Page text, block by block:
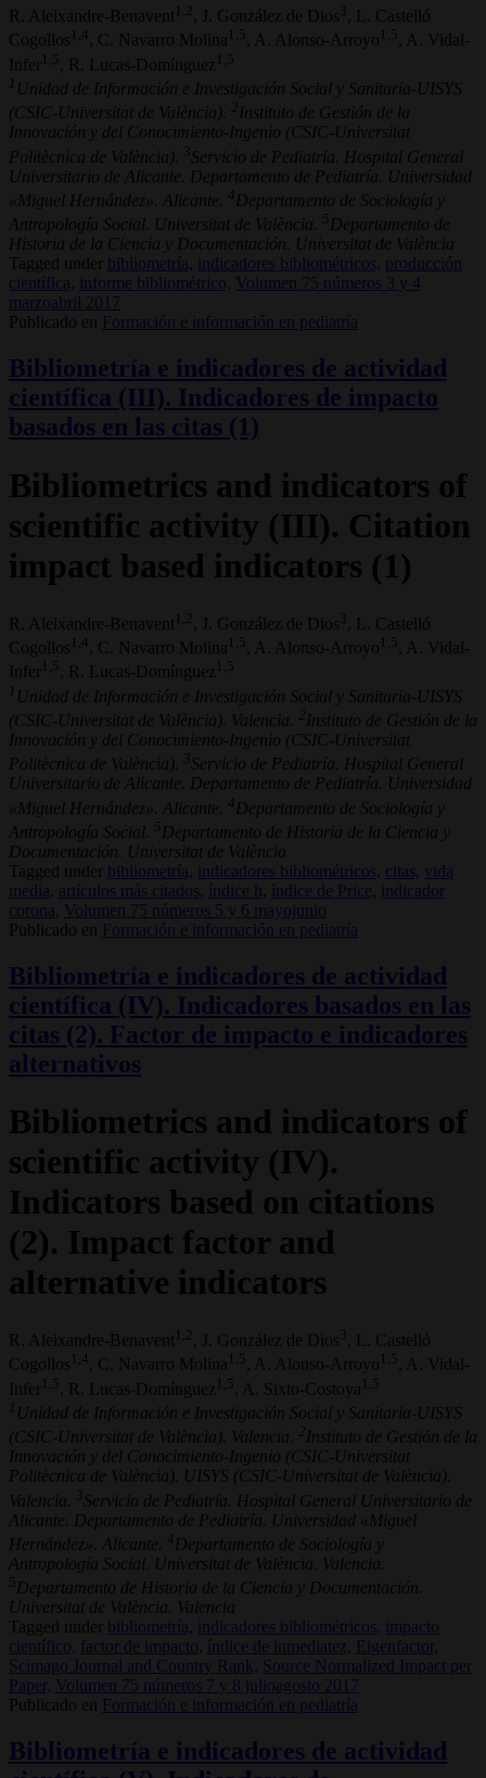
R. Aleixandre-Benavent 1,2 , J. González de Dios 3
, L. Castelló
Cogollos 1,4 , C. Navarro Molina 1,5 , A. Alonso-Arroyo 1,5 , A. Vidal-
Infer 1,5 , R. Lucas-Domínguez 1,5
1 Unidad de Información e Investigación Social y Sanitaria-UISYS
(CSIC-Universitat de València). 2 Instituto de Gestión de la
Innovación y del Conocimiento-Ingenio (CSIC-Universitat
Politècnica de València).
3 Servicio de Pediatría. Hospital General
Universitario de Alicante. Departamento de Pediatría. Universidad
«Miguel Hernández». Alicante.
4 Departamento de Sociología y
Antropología Social. Universitat de València. 5 Departamento de
Historia de la Ciencia y Documentación. Universitat de València
Tagged under
bibliometría, indicadores bibliométricos, producción
científica, informe bibliométrico, Volumen 75 números 3 y 4
marzoabril 2017
Publicado en
Formación e información en pediatría
Bibliometría e indicadores de actividad
científica (III). Indicadores de impacto
basados en las citas (1)
Bibliometrics and indicators of
scientific activity (III). Citation
impact based indicators (1)
R. Aleixandre-Benavent 1,2 , J. González de Dios 3
, L. Castelló
Cogollos 1,4 , C. Navarro Molina 1,5 , A. Alonso-Arroyo 1,5
, A. Vidal-
Infer 1,5 , R. Lucas-Domínguez 1,5
1 Unidad de Información e Investigación Social y Sanitaria-UISYS
(CSIC-Universitat de València). Valencia.
2 Instituto de Gestión de la
Innovación y del Conocimiento-Ingenio (CSIC-Universitat
Politècnica de València).
3 Servicio de Pediatría. Hospital General
Universitario de Alicante. Departamento de Pediatría. Universidad
«Miguel Hernández». Alicante.
4 Departamento de Sociología y
Antropología Social. 5 Departamento de Historia de la Ciencia y
Documentación. Universitat de València
Tagged under
bibliometría, indicadores bibliométricos, citas, vida
media, artículos más citados, índice h, índice de Price,
indicador
corona,
Volumen 75 números 5 y 6 mayojunio
Publicado en
Formación e información en pediatría
Bibliometría e indicadores de actividad
científica (IV). Indicadores basados en las
citas (2). Factor de impacto e indicadores
alternativos
Bibliometrics and indicators of
scientific activity (IV).
Indicators based on citations
(2). Impact factor and
alternative indicators
R. Aleixandre-Benavent 1,2 , J. González de Dios 3
, L. Castelló
Cogollos 1,4 , C. Navarro Molina 1,5 , A. Alonso-Arroyo 1,5
, A. Vidal-
Infer 1,5 , R. Lucas-Domínguez 1,5 , A. Sixto-Costoya 1,5
1 Unidad de Información e Investigación Social y Sanitaria-UISYS
(CSIC-Universitat de València). Valencia.
2 Instituto de Gestión de la
Innovación y del Conocimiento-Ingenio (CSIC-Universitat
Politècnica de València). UISYS (CSIC-Universitat de València).
Valencia.
3 Servicio de Pediatría. Hospital General Universitario de
Alicante. Departamento de Pediatría. Universidad «Miguel
Hernández». Alicante.
4 Departamento de Sociología y
Antropología Social. Universitat de València. Valencia.
5 Departamento de Historia de la Ciencia y Documentación.
Universitat de València. Valencia
Tagged under
bibliometría, indicadores bibliométricos,
impacto
científico,
factor de impacto, índice de inmediatez,
Eigenfactor,
Scimago Journal and Country Rank,
Source Normalized Impact per
Paper,
Volumen 75 números 7 y 8 julioagosto 2017
Publicado en
Formación e información en pediatría
Bibliometría e indicadores de actividad